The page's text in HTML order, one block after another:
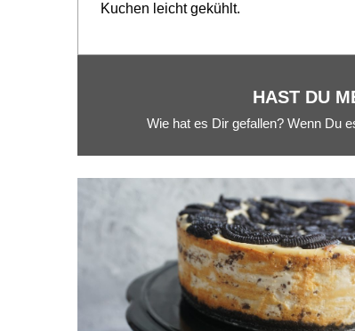
Kuchen leicht gekühlt.
HAST DU
Wie hat es Dir gefallen? Wenn Du